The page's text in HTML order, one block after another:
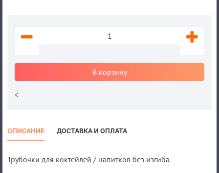
В корзину
<
ОПИСАНИЕ ДОСТАВКА И ОПЛАТА
Трубочки для коктейлей / напитков без изгиба